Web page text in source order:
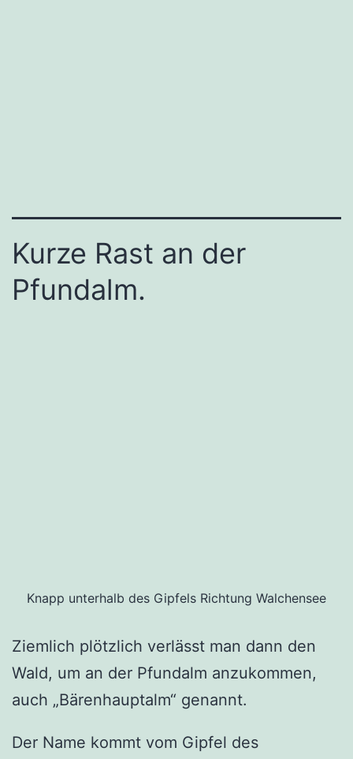
Kurze Rast an der
Pfundalm.
Knapp unterhalb des Gipfels Richtung Walchensee
Ziemlich plötzlich verlässt man dann den
Wald, um an der Pfundalm anzukommen,
auch „Bärenhauptalm“ genannt.
Der Name kommt vom Gipfel des